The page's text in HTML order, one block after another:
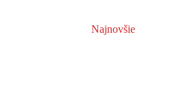
Najnovšie